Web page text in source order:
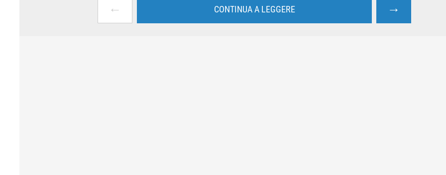
← CONTINUA A LEGGERE →